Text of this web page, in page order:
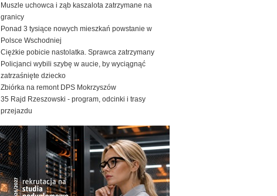
Muszle uchowca i ząb kaszalota zatrzymane na
granicy
Ponad 3 tysiące nowych mieszkań powstanie w
Polsce Wschodniej
Ciężkie pobicie nastolatka. Sprawca zatrzymany
Policjanci wybili szybę w aucie, by wyciągnąć
zatrzaśnięte dziecko
Zbiórka na remont DPS Mokrzyszów
35 Rajd Rzeszowski - program, odcinki i trasy
przejazdu